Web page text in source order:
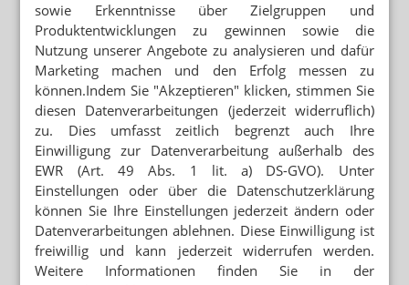
sowie Erkenntnisse über Zielgruppen und
Produktentwicklungen zu gewinnen sowie die
Nutzung unserer Angebote zu analysieren und dafür
Marketing machen und den Erfolg messen zu
können.Indem Sie "Akzeptieren" klicken, stimmen Sie
diesen Datenverarbeitungen (jederzeit widerruflich)
zu. Dies umfasst zeitlich begrenzt auch Ihre
Einwilligung zur Datenverarbeitung außerhalb des
EWR (Art. 49 Abs. 1 lit. a) DS-GVO). Unter
Einstellungen oder über die Datenschutzerklärung
können Sie Ihre Einstellungen jederzeit ändern oder
Datenverarbeitungen ablehnen. Diese Einwilligung ist
freiwillig und kann jederzeit widerrufen werden.
Weitere Informationen finden Sie in der
MAUERSEGLER ALS BRUCHPILOT
Notlandung vor Apotheke
REZEPTFÄLSCHUNG AUFGEFLOGEN
Lonsurf-Rezept: Arzt-Adresse machte stutzig
Mehr aus Ressort
ENTSORGUNG ERFOLGT EIGENSTÄNDIG
Pikrinsäure sorgt für Großaufgebot der Feuerwehr
MEHR ALS 10.000 MENSCHEN ERKRANKT
Parasiten-Befall in den USA noch größer als gedacht